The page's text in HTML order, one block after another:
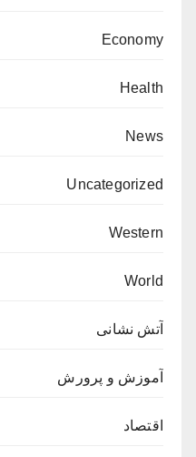
Economy
Health
News
Uncategorized
Western
World
آتش نشانی
آموزش و پرورش
اقتصاد